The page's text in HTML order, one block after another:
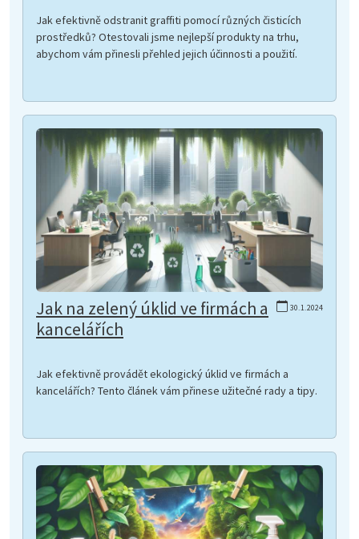
Jak efektivně odstranit graffiti pomocí různých čisticích
prostředků? Otestovali jsme nejlepší produkty na trhu,
abychom vám přinesli přehled jejich účinnosti a použití.
30.1.2024
Jak na zelený úklid ve firmách a
kancelářích
Jak efektivně provádět ekologický úklid ve firmách a
kancelářích? Tento článek vám přinese užitečné rady a tipy.